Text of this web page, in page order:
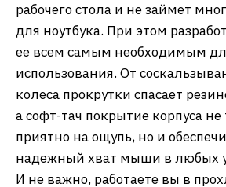
рабочего стола и не займет
для ноутбука. При этом
ее всем самым необходимым
использования. От
колеса прокрутки спасает
а софт-тач покрытие корпуса не
приятно на ощупь, но и
надежный хват мыши в любых
И не важно, работаете вы в